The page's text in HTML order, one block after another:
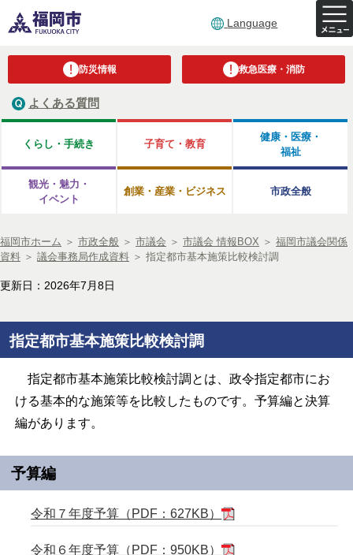
Language
防災情報 救急医療・消防
よくある質問
くらし・手続き 子育て・教育
健康・医療・
福祉
観光・魅力・
イベント
創業・産業・ビジネス 市政全般
福岡市ホーム ＞ 市政全般 ＞ 市議会 ＞ 市議会 情報BOX ＞ 福岡市議会関係
資料 ＞ 議会事務局作成資料 ＞ 指定都市基本施策比較検討調
更新日：2026年7月8日
指定都市基本施策比較検討調
指定都市基本施策比較検討調とは、政令指定都市にお
ける基本的な施策等を比較したものです。予算編と決算
編があります。
予算編
令和７年度予算（PDF：627KB）
令和６年度予算（PDF：950KB）